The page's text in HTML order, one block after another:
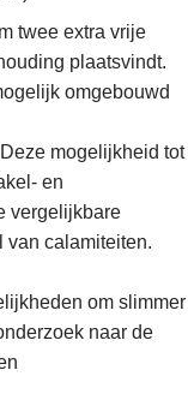
twee extra vrije
plaatsvindt.
omgebouwd
mogelijkheid tot
en
vergelijkbare
van calamiteiten.
om slimmer
naar de